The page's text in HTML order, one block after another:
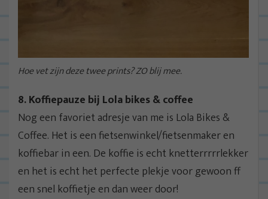
Hoe vet zijn deze twee prints? ZO blij mee.
8. Koffiepauze bij Lola bikes & coffee
Nog een favoriet adresje van me is Lola Bikes &
Coffee. Het is een fietsenwinkel/fietsenmaker en
koffiebar in een. De koffie is echt knetterrrrrlekker
en het is echt het perfecte plekje voor gewoon ff
een snel koffietje en dan weer door!